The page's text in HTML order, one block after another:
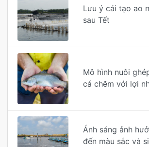
Lưu ý cải tạo ao
sau Tết
Mô hình nuôi
cá chẽm với lợi
Ánh sáng ảnh
đến màu sắc và